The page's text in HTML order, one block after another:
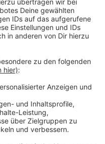
sieben Hühner und
waren unter
Prostituierte, drei
drei Anwälte,
In der Folge "Bielefeld
"Oh du tödliche ..."
verhindern können.